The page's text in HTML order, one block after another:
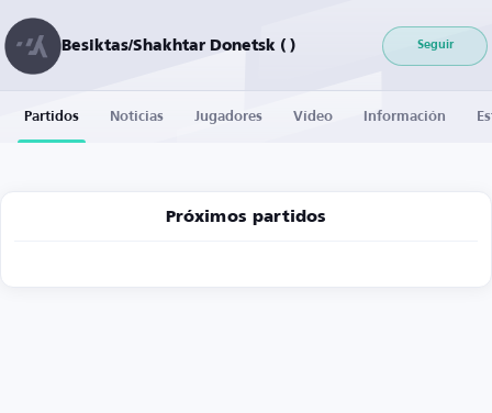
Besiktas/Shakhtar Donetsk ( ) Seguir
Partidos Noticias Jugadores Vídeo Información
Próximos partidos